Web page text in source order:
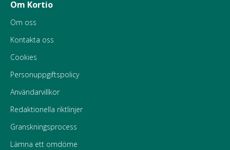
Om Kortio
Om oss
Kontakta oss
Cookies
Personuppgiftspolicy
Användarvillkor
Redaktionella riktlinjer
Granskningsprocess
Lämna ett omdöme